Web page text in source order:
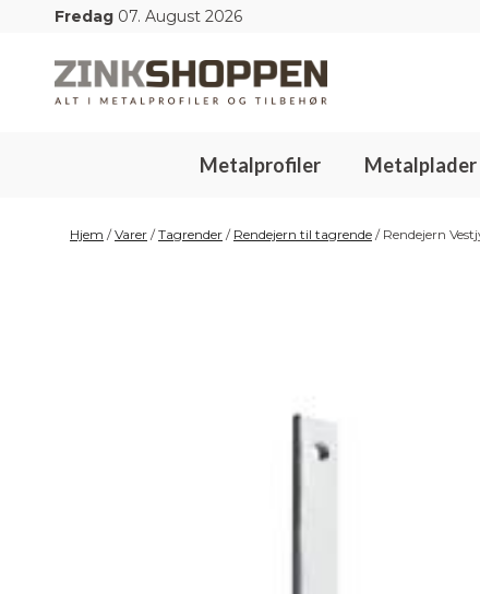
indhold
Fredag 07. August 2026
Metalprofiler Metalplader
Hjem /Varer /Tagrender / Rendejern til tagrende / Rendejern